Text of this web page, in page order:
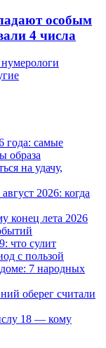
особым
4 числа
года: самые
образа
на удачу,
2026: когда
конец лета 2026
что сулит
с пользой
7 народных
оберег считали
18 — кому